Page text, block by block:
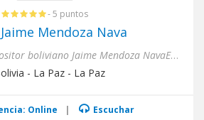
- 5 puntos
Mendoza Nava
La música del compositor boliviano Jaime Mendoza NavaEl compositor y pianista boliviano Jaime Mendoza-Nava nace en L...
- La Paz - La Paz
Online | Escuchar